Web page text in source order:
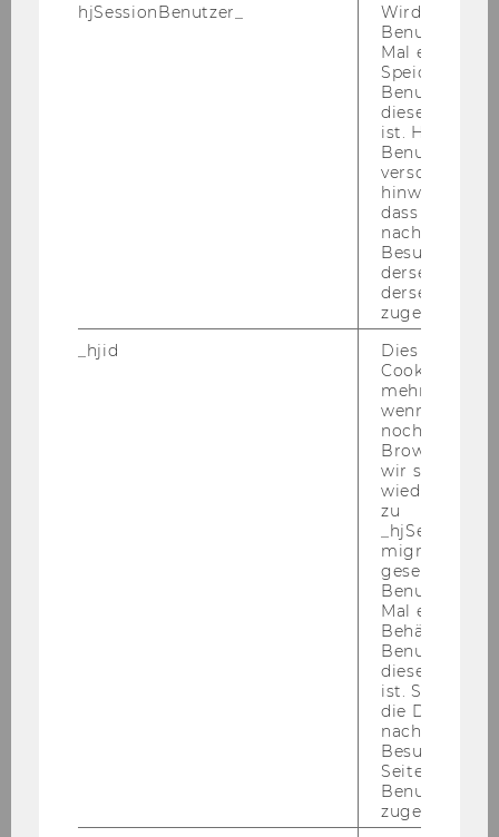
Winter Term
Regulatory Economics (Prof. Stefan
Doctoral Seminar "Current Issues in
2005
Doctoral Seminar "Current Issues in
Research Institute for Regulatory
hjSessionBenutzer_
Wird gesetzt,
Benutzer
Mal eine
Speichert die
Benutzer-ID,
diese Seite
ist. Hotjar
Benutzer
verschiedene
hinweg.Stellt
dass Daten
Besuchen auf
derselben
derselben
zugeordnet
_hjid
Dies ist ein
Cookie, das
mehr setzen,
wenn ein
noch in
Browser hat,
wir seinen
zu
migrieren.
gesetzt,
Benutzer
Mal eine
Behält die
Benutzer-ID
diese Seite
ist. Stellt
die Daten von
Besuchen
Seite
Benutzer-ID
zugeordnet